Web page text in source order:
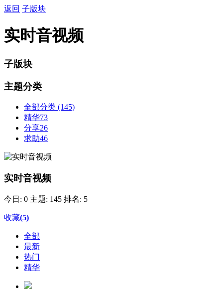
返回 子版块
实时音视频
子版块
主题分类
全部分类 (145)
精华73
分享26
求助46
实时音视频
今日: 0 主题: 145 排名: 5
收藏(5)
全部
最新
热门
精华